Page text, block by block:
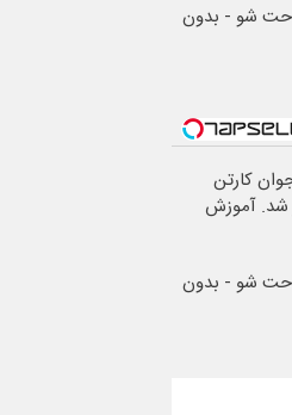
شو - بدون
کارتن
شد. آموزش
شو - بدون